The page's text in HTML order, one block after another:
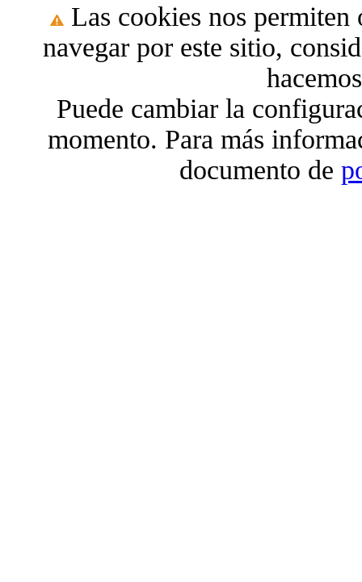
Las cookies nos permiten
navegar por este sitio,
Puede cambiar la
momento. Para más
documento de